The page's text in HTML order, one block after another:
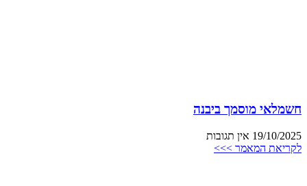
חשמלאי מוסמך ביבנה
19/10/2025 אין תגובות
לקריאת המאמר >>>